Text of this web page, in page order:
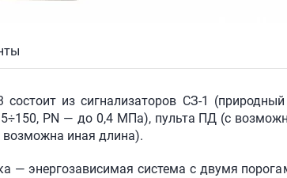
из сигнализаторов СЗ-1
PN — до 0,4 МПа), пульта ПД (с
возможна иная длина).
— энергозависимая система с двумя